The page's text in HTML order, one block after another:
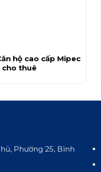
hộ cao cấp Mipec
cho thuê
Phường 25, Bình